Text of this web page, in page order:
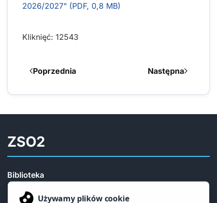
2026/2027" (PDF, 0,8 MB)
Kliknięć: 12543
Poprzednia Następna
ZSO2
Biblioteka
Informacje i regulamin